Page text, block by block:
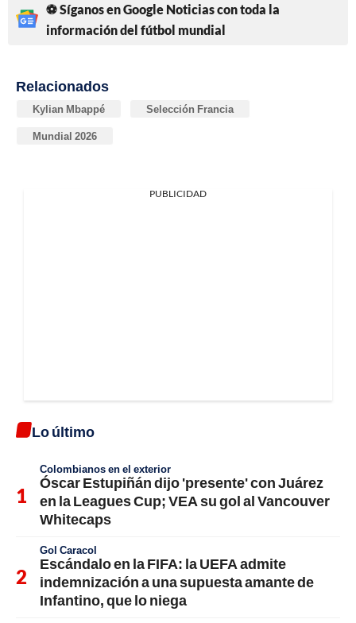
⚽ Síganos en Google Noticias con toda la
información del fútbol mundial
Relacionados
Kylian Mbappé Selección Francia
Mundial 2026
PUBLICIDAD
Lo último
Colombianos en el exterior
Óscar Estupiñán dijo 'presente' con Juárez
en la Leagues Cup; VEA su gol al Vancouver
Whitecaps
Gol Caracol
Escándalo en la FIFA: la UEFA admite
indemnización a una supuesta amante de
Infantino, que lo niega